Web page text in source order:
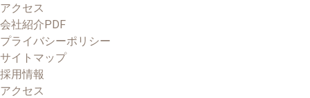
アクセス
会社紹介PDF
プライバシーポリシー
サイトマップ
採用情報
アクセス